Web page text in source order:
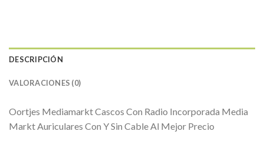
DESCRIPCIÓN
VALORACIONES (0)
Oortjes Mediamarkt Cascos Con Radio Incorporada Media
Markt Auriculares Con Y Sin Cable Al Mejor Precio